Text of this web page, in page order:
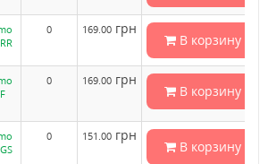
0 169.00 грн
В корзину
0 169.00 грн
В корзину
0 151.00 грн
В корзину